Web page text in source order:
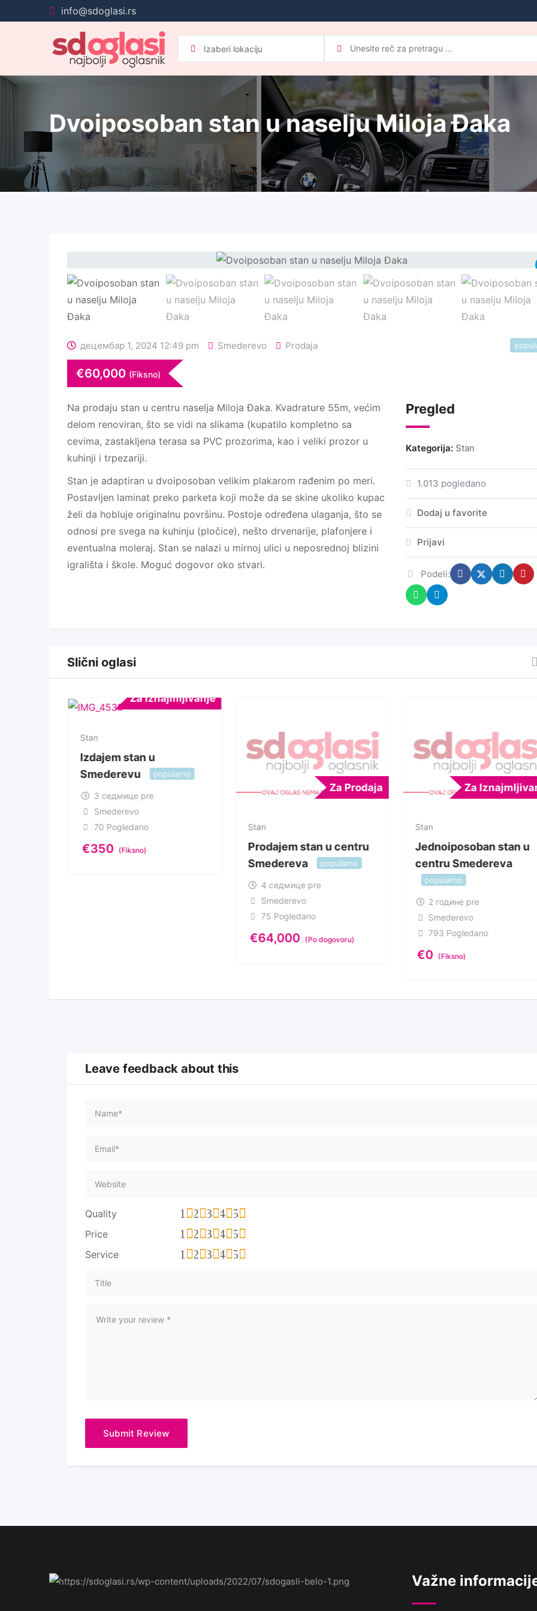
na
info@sdoglasi.rs
Dvoiposoban stan u naselju Miloja Đaka
децембар 1, 2024 12:49 pm Smederevo Prodaja
€60,000 (Fiksno)
Na prodaju stan u centru naselja Miloja Đaka. Kvadrature 55m, većim
delom renoviran, što se vidi na slikama (kupatilo kompletno sa
cevima, zastakljena terasa sa PVC prozorima, kao i veliki prozor u
kuhinji i trpezariji.
Stan je adaptiran u dvoiposoban velikim plakarom rađenim po meri.
Postavljen laminat preko parketa koji može da se skine ukoliko kupac
želi da hobluje originalnu površinu. Postoje određena ulaganja, što se
odnosi pre svega na kuhinju (pločice), nešto drvenarije, plafonjere i
eventualna moleraj. Stan se nalazi u mirnoj ulici u neposrednoj blizini
igrališta i škole. Moguć dogovor oko stvari.
Pregled
Kategorija: Stan
1.013 pogledano
Dodaj u favorite
Prijavi
Podeli:
Slični oglasi
Za Iznajmljivanje
Stan
Izdajem stan u
Smederevu
popularno
3 седмице pre
Smederevo
70 Pogledano
€350 (Fiksno)
Za Prodaja
Stan
Prodajem stan u centru
Smedereva
popularno
4 седмице pre
Smederevo
75 Pogledano
€64,000 (Po dogovoru)
Za
Stan
Jednoiposoban stan u
centru Smedereva
popularno
2 године pre
Smederevo
793 Pogledano
€0 (Fiksno)
Leave feedback about this
Quality 5
4
3
2
1
Price 5
4
3
2
1
Service 5
4
3
2
1
Važne